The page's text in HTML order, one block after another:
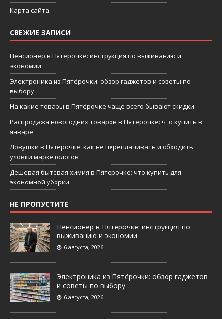
Карта сайта
СВЕЖИЕ ЗАПИСИ
Пенсионер в Пятёрочке: инструкция по выживанию и
экономии
Электроника из Пятёрочки: обзор гаджетов и советы по
выбору
На какие товары в Пятёрочке чаще всего бывают скидки
Распродажа новогодних товаров в Пятерочке: что купить в
январе
Ловушки в Пятёрочке: как не переплачивать и обходить
уловки маркетологов
Дешевая бытовая химия в Пятерочке: что купить для
экономной уборки
НЕ ПРОПУСТИТЕ
Пенсионер в Пятёрочке: инструкция по
выживанию и экономии
6 августа, 2026
Электроника из Пятёрочки: обзор гаджетов
и советы по выбору
6 августа, 2026